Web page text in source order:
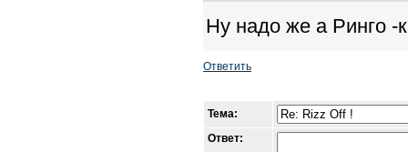
Ну надо же а Ринго -
Ответить
Тема:
Ответ: